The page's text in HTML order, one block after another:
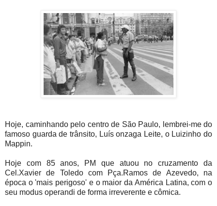
Hoje, caminhando pelo centro de São Paulo, lembrei-me do
famoso guarda de trânsito, Luís onzaga Leite, o Luizinho do
Mappin.
Hoje com 85 anos, PM que atuou no cruzamento da
Cel.Xavier de Toledo com Pça.Ramos de Azevedo, na
época o 'mais perigoso' e o maior da América Latina, com o
seu modus operandi de forma irreverente e cômica.